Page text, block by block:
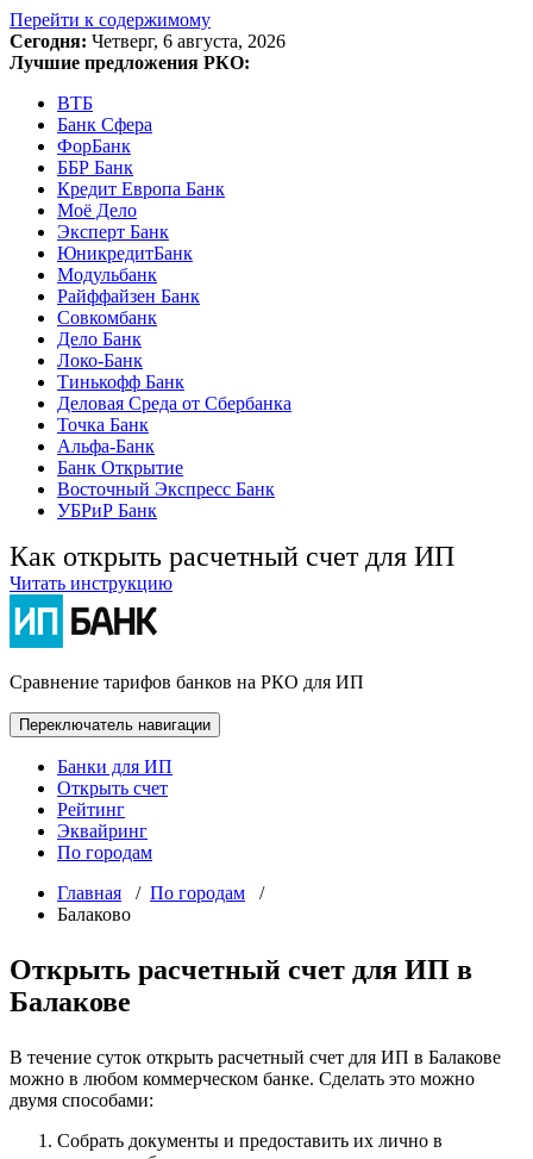
Перейти к содержимому
Сегодня: Четверг, 6 августа, 2026
Лучшие предложения РКО:
ВТБ
Банк Сфера
ФорБанк
ББР Банк
Кредит Европа Банк
Моё Дело
Эксперт Банк
ЮникредитБанк
Модульбанк
Райффайзен Банк
Совкомбанк
Дело Банк
Локо-Банк
Тинькофф Банк
Деловая Среда от Сбербанка
Точка Банк
Альфа-Банк
Банк Открытие
Восточный Экспресс Банк
УБРиР Банк
Как открыть расчетный счет для ИП
Читать инструкцию
Сравнение тарифов банков на РКО для ИП
Переключатель навигации
Банки для ИП
Открыть счет
Рейтинг
Эквайринг
По городам
Главная / По городам /
Балаково
Открыть расчетный счет для ИП в
Балакове
В течение суток открыть расчетный счет для ИП в Балакове
можно в любом коммерческом банке. Сделать это можно
двумя способами:
Собрать документы и предоставить их лично в